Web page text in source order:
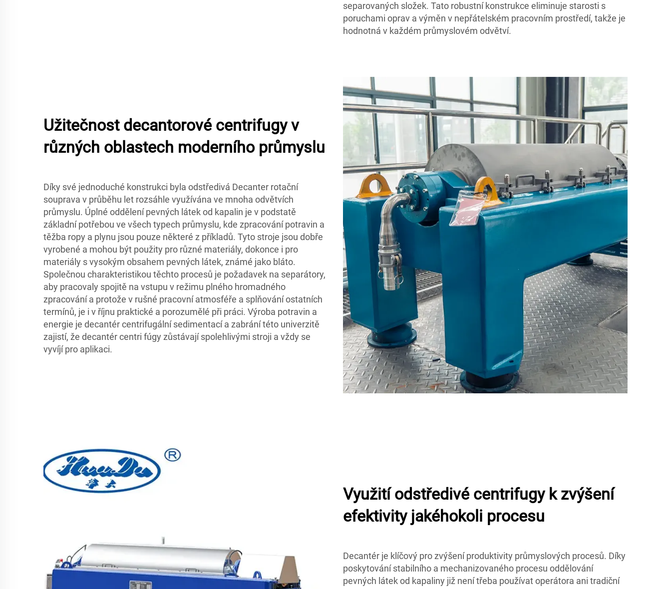
separovaných složek. Tato robustní konstrukce eliminuje starosti s
poruchami oprav a výměn v nepřátelském pracovním prostředí, takže je
hodnotná v každém průmyslovém odvětví.
Užitečnost decantorové centrifugy v
různých oblastech moderního průmyslu
Díky své jednoduché konstrukci byla odstředivá Decanter rotační
souprava v průběhu let rozsáhle využívána ve mnoha odvětvích
průmyslu. Úplné oddělení pevných látek od kapalin je v podstatě
základní potřebou ve všech typech průmyslu, kde zpracování potravin a
těžba ropy a plynu jsou pouze některé z příkladů. Tyto stroje jsou dobře
vyrobené a mohou být použity pro různé materiály, dokonce i pro
materiály s vysokým obsahem pevných látek, známé jako bláto.
Společnou charakteristikou těchto procesů je požadavek na separátory,
aby pracovaly spojitě na vstupu v režimu plného hromadného
zpracování a protože v rušné pracovní atmosféře a splňování ostatních
termínů, je i v říjnu praktické a porozumělé při práci. Výroba potravin a
energie je decantér centrifugální sedimentací a zabrání této univerzitě
zajistí, že decantér centri fúgy zůstávají spolehlivými stroji a vždy se
vyvíjí pro aplikaci.
Využití odstředivé centrifugy k zvýšení
efektivity jakéhokoli procesu
Decantér je klíčový pro zvýšení produktivity průmyslových procesů. Díky
poskytování stabilního a mechanizovaného procesu oddělování
pevných látek od kapaliny již není třeba používat operátora ani tradiční